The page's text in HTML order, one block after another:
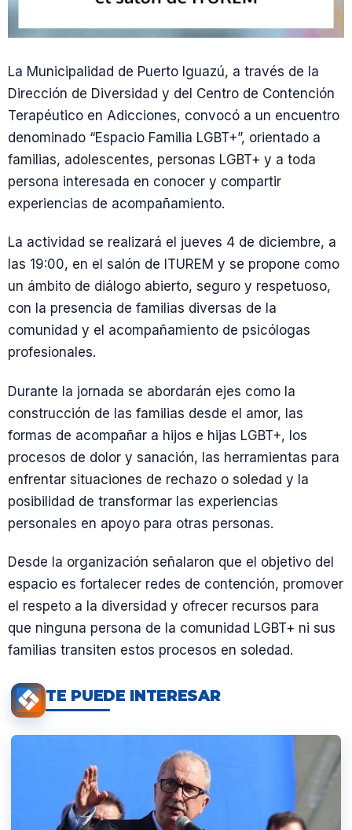
La Municipalidad de Puerto Iguazú, a través de la
Dirección de Diversidad y del Centro de Contención
Terapéutico en Adicciones, convocó a un encuentro
denominado “Espacio Familia LGBT+”, orientado a
familias, adolescentes, personas LGBT+ y a toda
persona interesada en conocer y compartir
experiencias de acompañamiento.
La actividad se realizará el jueves 4 de diciembre, a
las 19:00, en el salón de ITUREM y se propone como
un ámbito de diálogo abierto, seguro y respetuoso,
con la presencia de familias diversas de la
comunidad y el acompañamiento de psicólogas
profesionales.
Durante la jornada se abordarán ejes como la
construcción de las familias desde el amor, las
formas de acompañar a hijos e hijas LGBT+, los
procesos de dolor y sanación, las herramientas para
enfrentar situaciones de rechazo o soledad y la
posibilidad de transformar las experiencias
personales en apoyo para otras personas.
Desde la organización señalaron que el objetivo del
espacio es fortalecer redes de contención, promover
el respeto a la diversidad y ofrecer recursos para
que ninguna persona de la comunidad LGBT+ ni sus
familias transiten estos procesos en soledad.
TE PUEDE INTERESAR